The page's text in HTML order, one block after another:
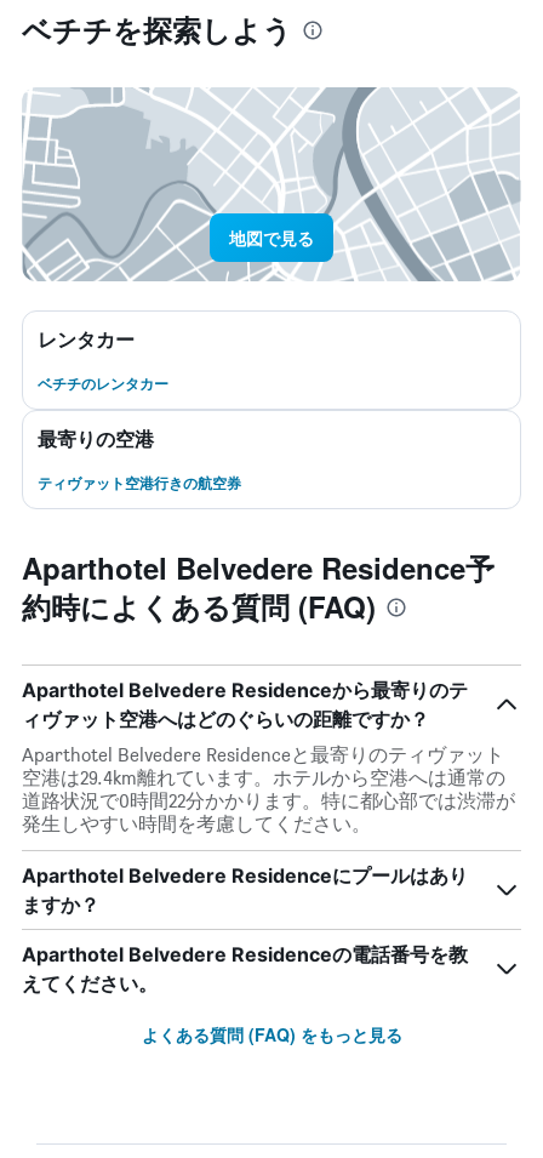
ベチチ​を探索しよう
地図で見る
レンタカー
ベチチのレンタカー
最寄りの空港
ティヴァット空港行きの航空券
Aparthotel Belvedere Residence予
約時によくある質問 (FAQ)
Aparthotel Belvedere Residenceから最寄りのテ
ィヴァット空港へはどのぐらいの距離ですか？
Aparthotel Belvedere Residenceと最寄りのティヴァット
空港は29.4km離れています。ホテルから空港へは通常の
道路状況で0時間22分かかります。特に都心部では渋滞が
発生しやすい時間を考慮してください。
Aparthotel Belvedere Residenceにプールはあり
ますか？
Aparthotel Belvedere Residenceの電話番号を教
えてください。
よくある質問 (FAQ) をもっと見る